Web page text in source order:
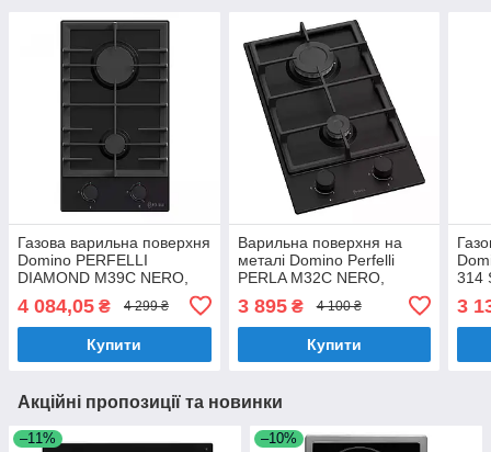
Газова варильна поверхня
Domino PERFELLI
DIAMOND M39C NERO,
чорна емальована робоча
поверхня на кухню на 2
конфорки
4 084,05 ₴ 4 299 ₴
Купити
Варильна поверхня на
металі Domino Perfelli
PERLA M32C NERO,
чорна компактна газова
робоча поверхня на 2
конфорки
3 895₴ 4 100 ₴
Купити
314
3
Акційні пропозиції та новинки
–11% –10%